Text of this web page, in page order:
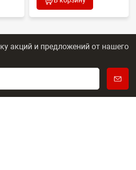
акций и предложений от нашего